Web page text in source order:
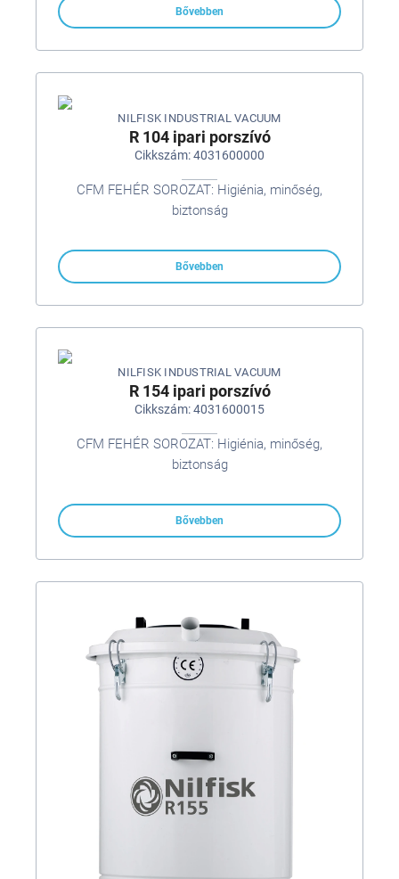
Bővebben
NILFISK INDUSTRIAL VACUUM
R 104 ipari porszívó
Cikkszám: 4031600000
CFM FEHÉR SOROZAT: Higiénia, minőség,
biztonság
Bővebben
NILFISK INDUSTRIAL VACUUM
R 154 ipari porszívó
Cikkszám: 4031600015
CFM FEHÉR SOROZAT: Higiénia, minőség,
biztonság
Bővebben